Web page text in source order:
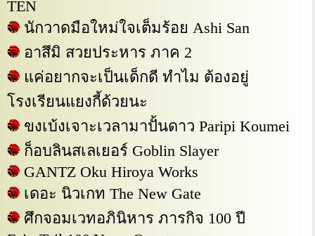
TEN
นักวาดมือใหม่ใจเต็มร้อย Ashi San
อาสึมิ สวยประหาร ภาค 2
แค่อยากจะเป็นเด็กดี ทำไม ต้องอยู่
โรงเรียนแยงกี้ด้วยนะ
ขงเบ้งเจาะเวลามาปั้นดาว Paripi Koumei
ก็อบลินสเลเยอร์ Goblin Slayer
GANTZ Oku Hiroya Works
เดอะ นิวเกท The New Gate
ศึกจอมเวทอภินิหาร ภารกิจ 100 ปี